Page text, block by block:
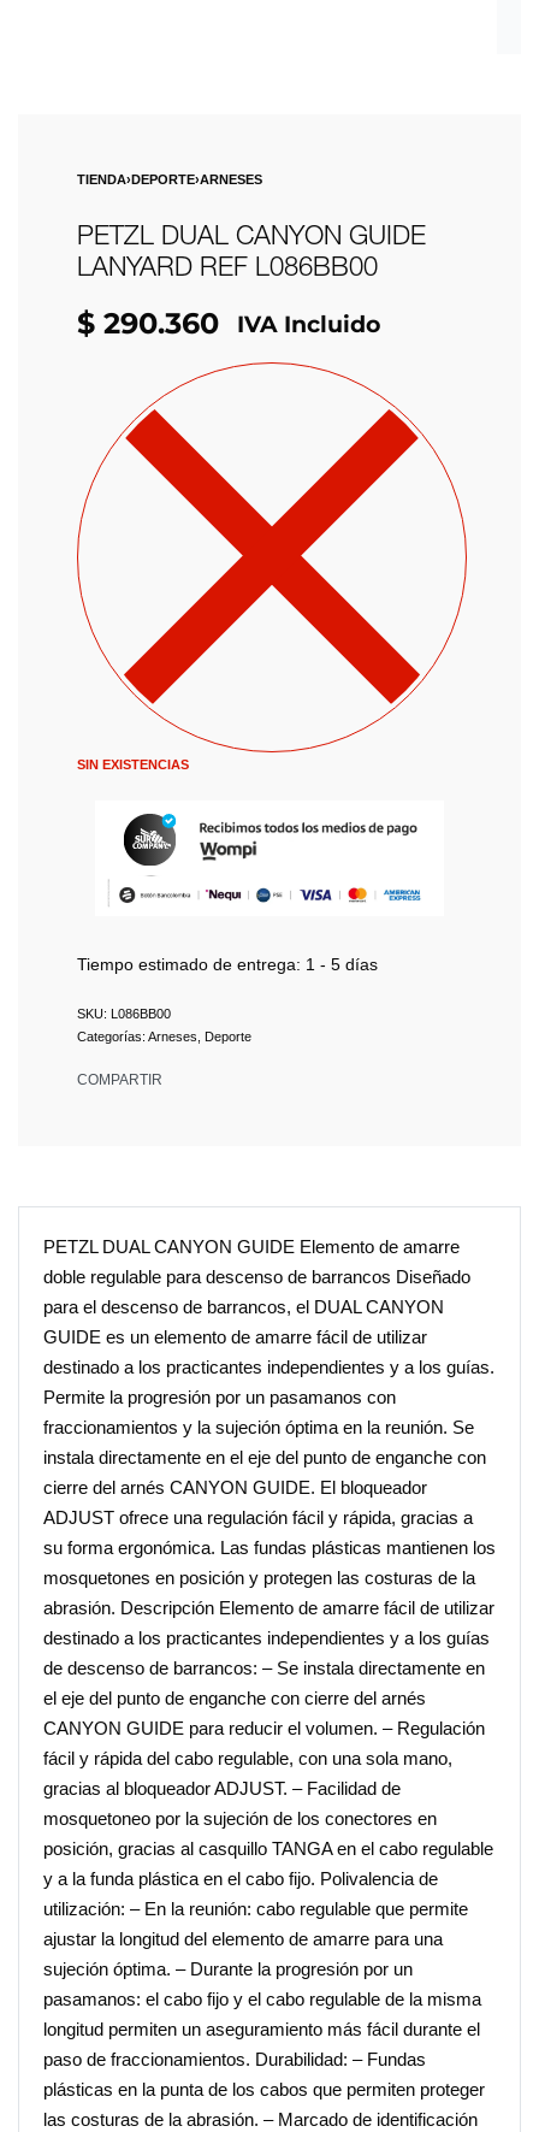
TIENDA›DEPORTE›ARNESES
PETZL DUAL CANYON GUIDE
LANYARD REF L086BB00
$ 290.360 IVA Incluido
SIN EXISTENCIAS
Tiempo estimado de entrega: 1 - 5 días
L086BB00
Categorías: Arneses Deporte
COMPARTIR
PETZL DUAL CANYON GUIDE Elemento de amarre
doble regulable para descenso de barrancos Diseñado
para el descenso de barrancos, el DUAL CANYON
GUIDE es un elemento de amarre fácil de utilizar
destinado a los practicantes independientes y a los guías.
Permite la progresión por un pasamanos con
fraccionamientos y la sujeción óptima en la reunión. Se
instala directamente en el eje del punto de enganche con
cierre del arnés CANYON GUIDE. El bloqueador
ADJUST ofrece una regulación fácil y rápida, gracias a
su forma ergonómica. Las fundas plásticas mantienen los
mosquetones en posición y protegen las costuras de la
abrasión. Descripción Elemento de amarre fácil de utilizar
destinado a los practicantes independientes y a los guías
de descenso de barrancos: – Se instala directamente en
el eje del punto de enganche con cierre del arnés
CANYON GUIDE para reducir el volumen. – Regulación
fácil y rápida del cabo regulable, con una sola mano,
gracias al bloqueador ADJUST. – Facilidad de
mosquetoneo por la sujeción de los conectores en
posición, gracias al casquillo TANGA en el cabo regulable
y a la funda plástica en el cabo fijo. Polivalencia de
utilización: – En la reunión: cabo regulable que permite
ajustar la longitud del elemento de amarre para una
sujeción óptima. – Durante la progresión por un
pasamanos: el cabo fijo y el cabo regulable de la misma
longitud permiten un aseguramiento más fácil durante el
paso de fraccionamientos. Durabilidad: – Fundas
plásticas en la punta de los cabos que permiten proteger
las costuras de la abrasión. – Marcado de identificación